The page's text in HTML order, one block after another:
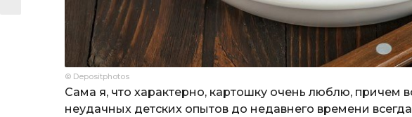
© Depositphotos
Сама я, что характерно, картошку очень люблю, причем
неудачных детских опытов до недавнего времени